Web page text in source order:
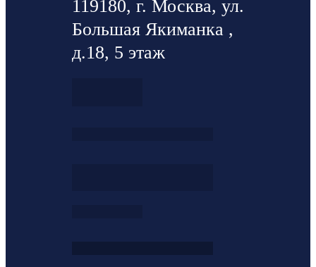
119180, г. Москва, ул.
Большая Якиманка ,
д.18, 5 этаж